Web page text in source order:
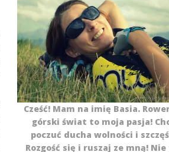
Cześć! Mam na imię Basia.
górski świat to moja pasja!
poczuć ducha wolności i
Rozgość się i ruszaj ze mną!